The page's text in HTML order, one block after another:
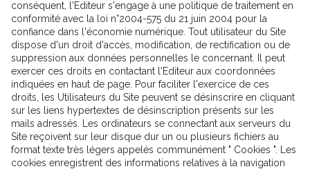
conséquent, l'Editeur s'engage à une politique de traitement en
conformité avec la loi n°2004-575 du 21 juin 2004 pour la
confiance dans l'économie numérique. Tout utilisateur du Site
dispose d'un droit d'accès, modification, de rectification ou de
suppression aux données personnelles le concernant. Il peut
exercer ces droits en contactant l'Editeur aux coordonnées
indiquées en haut de page. Pour faciliter l'exercice de ces
droits, les Utilisateurs du Site peuvent se désinscrire en cliquant
sur les liens hypertextes de désinscription présents sur les
mails adressés. Les ordinateurs se connectant aux serveurs du
Site reçoivent sur leur disque dur un ou plusieurs fichiers au
format texte très légers appelés communément " Cookies ". Les
cookies enregistrent des informations relatives à la navigation